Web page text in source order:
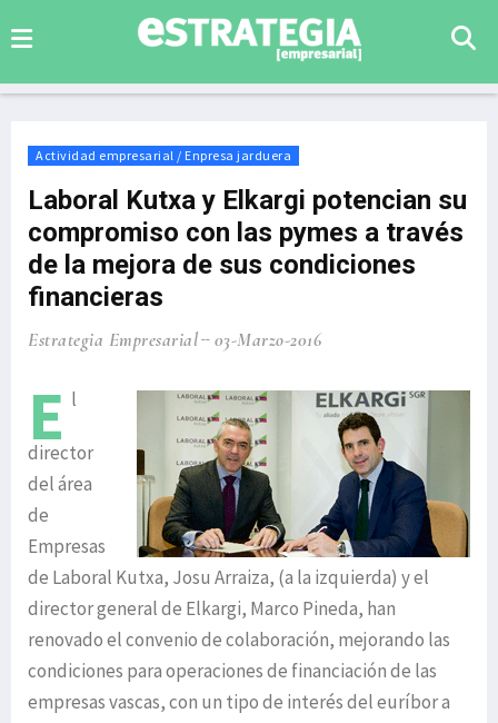
Actividad empresarial / Enpresa jarduera
Laboral Kutxa y Elkargi potencian su
compromiso con las pymes a través
de la mejora de sus condiciones
financieras
Estrategia Empresarial 03-Marzo-2016
E l
director
del área
de
Empresas
de Laboral Kutxa, Josu Arraiza, (a la izquierda) y el
director general de Elkargi, Marco Pineda, han
renovado el convenio de colaboración, mejorando las
condiciones para operaciones de financiación de las
empresas vascas, con un tipo de interés del euríbor a